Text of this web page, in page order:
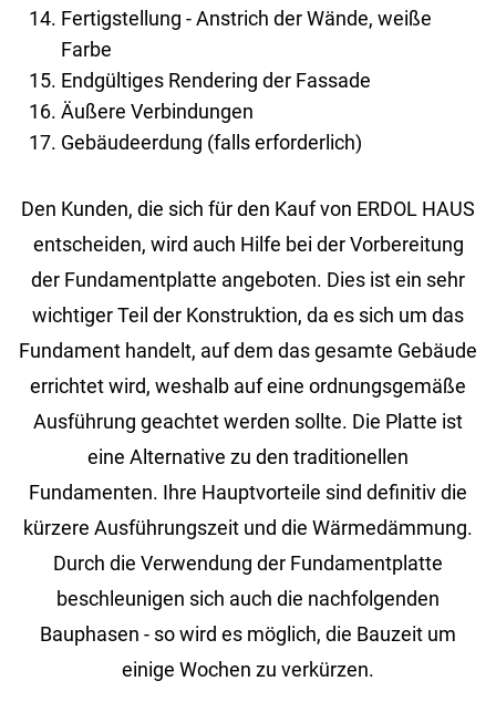
Fertigstellung - Anstrich der Wände, weiße
Farbe
Endgültiges Rendering der Fassade
Äußere Verbindungen
Gebäudeerdung (falls erforderlich)
Den Kunden, die sich für den Kauf von ERDOL HAUS
entscheiden, wird auch Hilfe bei der Vorbereitung
der Fundamentplatte angeboten. Dies ist ein sehr
wichtiger Teil der Konstruktion, da es sich um das
Fundament handelt, auf dem das gesamte Gebäude
errichtet wird, weshalb auf eine ordnungsgemäße
Ausführung geachtet werden sollte. Die Platte ist
eine Alternative zu den traditionellen
Fundamenten. Ihre Hauptvorteile sind definitiv die
kürzere Ausführungszeit und die Wärmedämmung.
Durch die Verwendung der Fundamentplatte
beschleunigen sich auch die nachfolgenden
Bauphasen - so wird es möglich, die Bauzeit um
einige Wochen zu verkürzen.